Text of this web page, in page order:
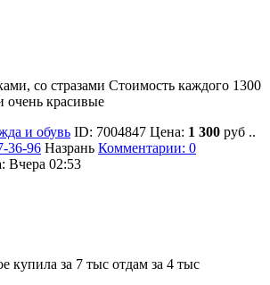
со стразами Стоимость каждого 1300
очень красивые
и обувь ID: 7004847 Цена: 1 300 руб ..
36-96 Назрань Комментарии: 0
Вчера 02:53
купила за 7 тыс отдам за 4 тыс